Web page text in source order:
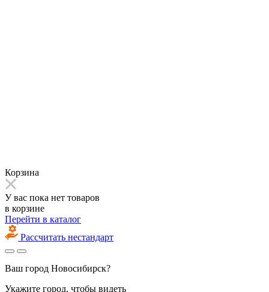
Корзина
У вас пока нет товаров
в корзине
Перейти в каталог
Рассчитать нестандарт
Ваш город Новосибирск?
Укажите город, чтобы видеть